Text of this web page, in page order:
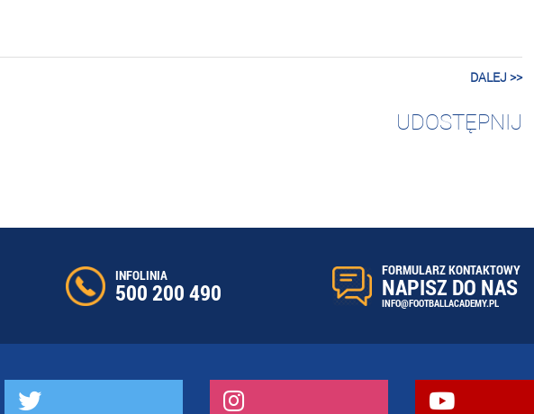
DALEJ >>
UDOSTĘPNIJ
INFOLINIA
500 200 490
FORMULARZ KONTAKTOWY
NAPISZ DO NAS
INFO@FOOTBALLACADEMY.PL